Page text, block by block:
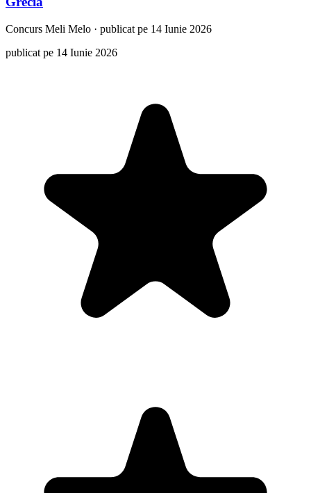
Concurs Meli Melo · publicat pe 14 Iunie 2026
publicat pe 14 Iunie 2026